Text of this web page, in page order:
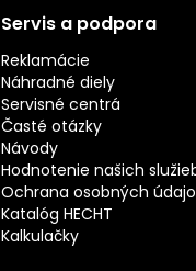
Servis a podpora
Reklamácie
Náhradné diely
Servisné centrá
Časté otázky
Návody
Hodnotenie našich
Ochrana osobných
Katalóg HECHT
Kalkulačky